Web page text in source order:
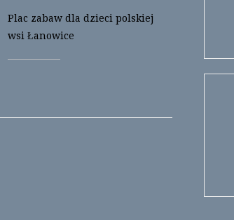
Plac zabaw dla dzieci polskiej
wsi Łanowice